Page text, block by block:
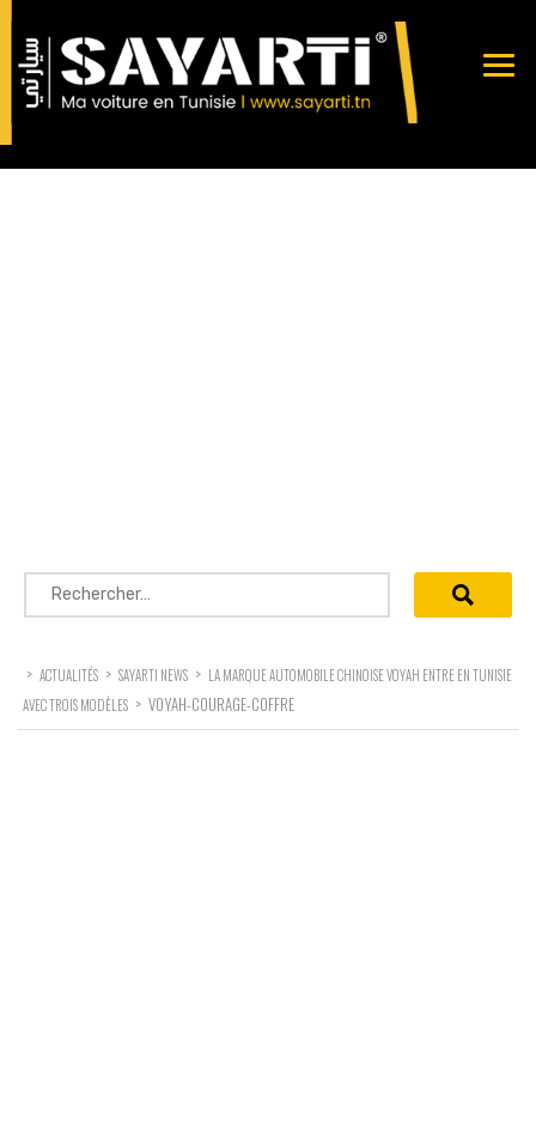
Rechercher :
> ACTUALITÉS > SAYARTI NEWS > LA MARQUE AUTOMOBILE CHINOISE VOYAH ENTRE EN TUNISIE
AVEC TROIS MODÈLES > VOYAH-COURAGE-COFFRE